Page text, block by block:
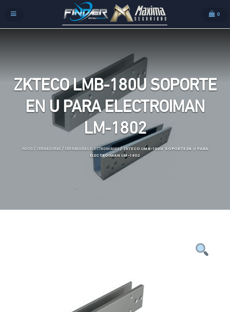
0
ZKTECO LMB-180U SOPORTE
EN U PARA ELECTROIMAN
LM-1802
INICIO / CERRADURAS /CERRADURAS ELECTROIMANES/ ZKTECO LMB-180U SOPORTE EN U PARA
ELECTROIMAN LM-1802